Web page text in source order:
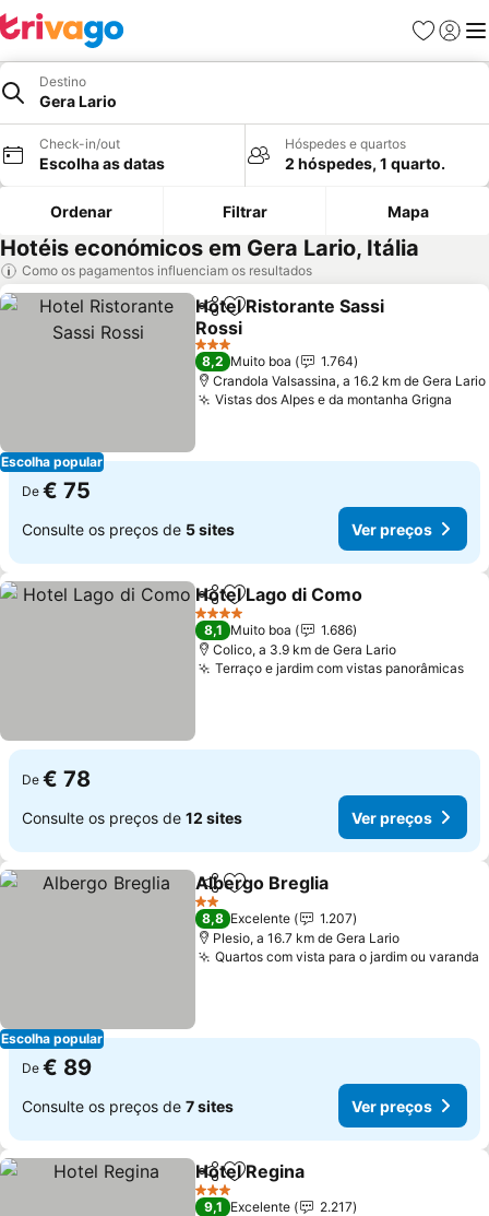
Favoritos
Iniciar
Destino
Gera Lario
Check-in/out
Escolha as datas
Hóspedes e quartos
2 hóspedes, 1 quarto.
Ordenar Filtrar Mapa
Hotéis económicos em Gera Lario, Itália
Como os pagamentos influenciam os resultados
Escolha popular
PartilharAdicionar aos favoritos
Hotel Ristorante Sassi
Rossi
3 Estrelas
8,2 Muito boa
1.764
Crandola Valsassina, a 16.2 km de Gera Lario
Vistas dos Alpes e da montanha Grigna
De € 75
Consulte os preços de 5 sites Ver preços
PartilharAdicionar aos favoritos
Hotel Lago di Como
4 Estrelas
8,1 Muito boa
1.686
Colico, a 3.9 km de Gera Lario
Terraço e jardim com vistas panorâmicas
De € 78
Consulte os preços de 12 sites Ver preços
Escolha popular
PartilharAdicionar aos favoritos
Albergo Breglia
2 Estrelas
8,8 Excelente
1.207
Plesio, a 16.7 km de Gera Lario
Quartos com vista para o jardim ou varanda
De € 89
Consulte os preços de 7 sites Ver preços
PartilharAdicionar aos favoritos
Hotel Regina
3 Estrelas
9,1 Excelente
2.217